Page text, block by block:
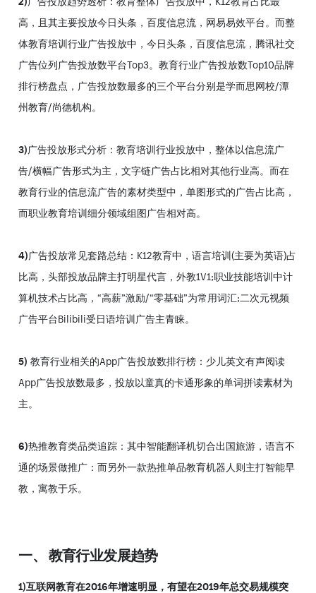
高，且其主要投放今日头条，百度信息流，网易易效平台。而整
体教育培训行业广告投放中，今日头条，百度信息流，腾讯社交
广告位列广告投放数平台Top3。教育行业广告投放数Top10品牌
排行榜盘点，广告投放数最多的三个平台分别是学而思网校/潭
州教育/尚德机构。
3)广告投放形式分析：教育培训行业投放中，整体以信息流广
告/横幅广告形式为主，文字链广告占比相对其他行业高。而在
教育行业的信息流广告的素材类型中，单图形式的广告占比高，
而职业教育培训细分领域组图广告相对高。
4)广告投放常见套路总结：K12教育中，语言培训(主要为英语)占
比高，头部投放品牌主打明星代言，外教1V1;职业技能培训中计
算机技术占比高，“高薪”激励/“零基础”为常用词汇;二次元视频
广告平台Bilibili受日语培训广告主青睐。
5) 教育行业相关的App广告投放数排行榜：少儿英文有声阅读
App广告投放数最多，投放以童真的卡通形象的单词拼读素材为
主。
6)热推教育类品类追踪：其中智能翻译机切合出国旅游，语言不
通的场景做推广：而另外一款热推单品教育机器人则主打智能早
教，寓教于乐。
一、 教育行业发展趋势
1)互联网教育在2016年增速明显，有望在2019年总交易规模突